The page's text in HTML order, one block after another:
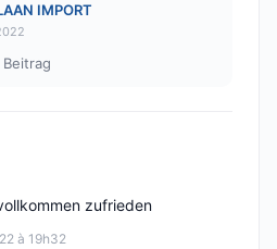
IMPORT
à 19h32
zufrieden